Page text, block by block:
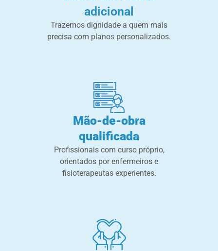
adicional
Trazemos dignidade a quem mais
precisa com planos personalizados.
Mão-de-obra
qualificada
Profissionais com curso próprio,
orientados por enfermeiros e
fisioterapeutas experientes.